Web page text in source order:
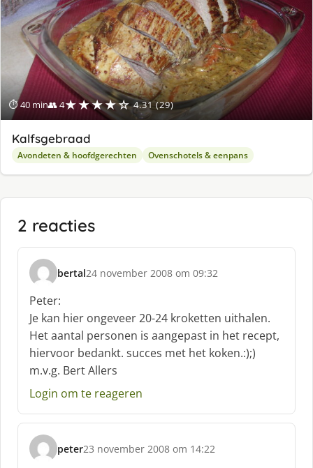
⏱ 40 min👥 4★★★★☆ 4.31 (29)
Kalfsgebraad
Avondeten & hoofdgerechten Ovenschotels & eenpans
2 reacties
bertal
s
c
h
r
e
e
f
24 november 2008 om 09:32
Peter:
Je kan hier ongeveer 20-24 kroketten uithalen.
Het aantal personen is aangepast in het recept,
hiervoor bedankt. succes met het koken.:);)
m.v.g. Bert Allers
Login om te reageren
peter
s
23 november 2008 om 14:22